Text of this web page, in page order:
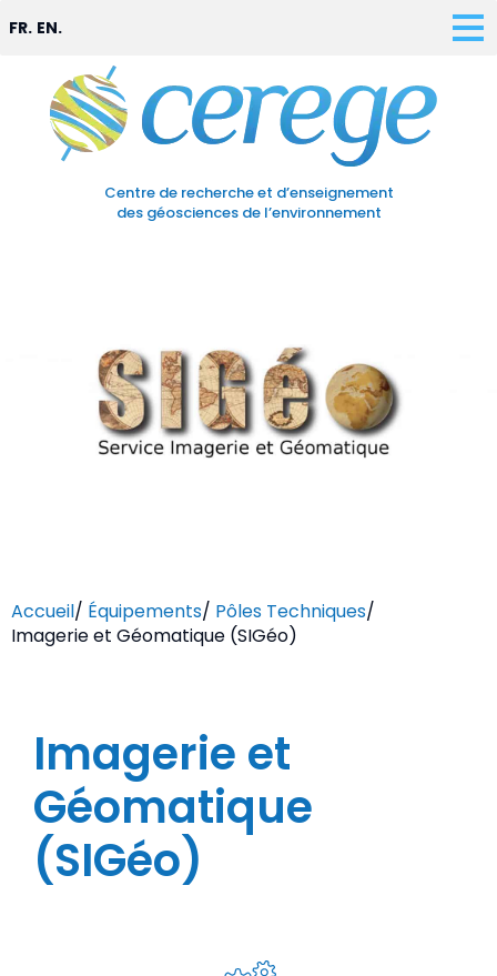
Centre de recherche et d’enseignement
des géosciences de l’environnement
FR. EN.
Accueil/ Équipements/ Pôles Techniques/
Imagerie et Géomatique (SIGéo)
Imagerie et
Géomatique
(SIGéo)